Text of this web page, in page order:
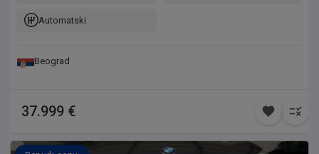
Automatski
Beograd
37.999 €